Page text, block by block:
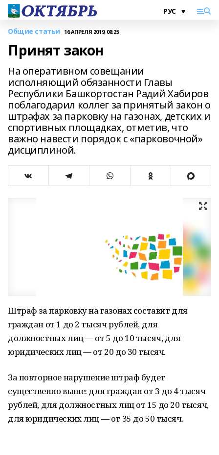
Общие статьи 16 АПРЕЛЯ 2019, 08:25
Принят закон
На оперативном совещании
исполняющий обязанности Главы
Республики Башкортостан Радий Хабиров
поблагодарил коллег за принятый закон о
штрафах за парковку на газонах, детских и
спортивных площадках, отметив, что
важно навести порядок с «парковочной»
дисциплиной.
Штраф за парковку на газонах составит для
граждан от 1 до 2 тысяч рублей, для
должностных лиц — от 5 до 10 тысяч, для
юридических лиц — от 20 до 30 тысяч.
За повторное нарушение штраф будет
существенно выше: для граждан от 3 до 4 тысяч
рублей, для должностных лиц от 15 до 20 тысяч,
для юридических лиц — от 35 до 50 тысяч.